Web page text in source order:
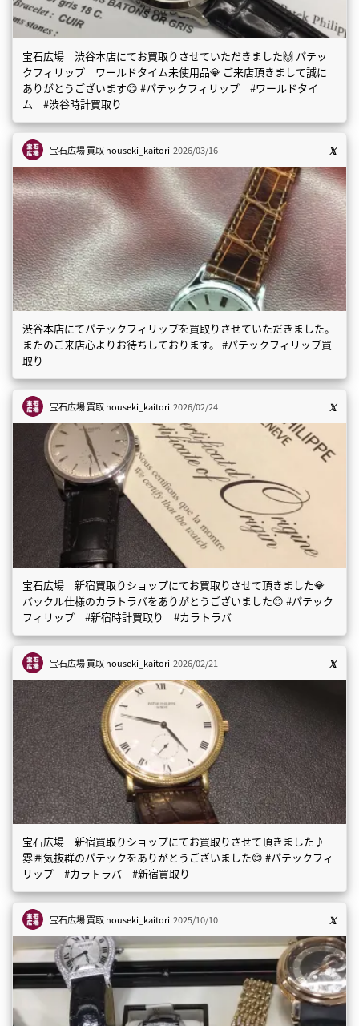
宝石広場 渋谷本店にてお買取りさせていただきました🙌 パテッ
クフィリップ ワールドタイム未使用品💎 ご来店頂きまして誠に
ありがとうございます😊 #パテックフィリップ #ワールドタイ
ム #渋谷時計買取り
宝石広場 買取houseki_kaitori 2026/03/16
渋谷本店にてパテックフィリップを買取りさせていただきました。
またのご来店心よりお待ちしております。 #パテックフィリップ買
取り
宝石広場 買取houseki_kaitori 2026/02/24
宝石広場 新宿買取りショップにてお買取りさせて頂きました💎
バックル仕様のカラトラバをありがとうございました😊 #パテック
フィリップ #新宿時計買取り #カラトラバ
宝石広場 買取houseki_kaitori 2026/02/21
宝石広場 新宿買取りショップにてお買取りさせて頂きました♪
雰囲気抜群のパテックをありがとうございました😊 #パテックフィ
リップ #カラトラバ #新宿買取り
宝石広場 買取houseki_kaitori 2025/10/10